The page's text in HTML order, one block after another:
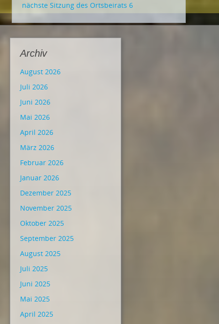
nächste Sitzung des Ortsbeirats 6
Archiv
August 2026
Juli 2026
Juni 2026
Mai 2026
April 2026
März 2026
Februar 2026
Januar 2026
Dezember 2025
November 2025
Oktober 2025
September 2025
August 2025
Juli 2025
Juni 2025
Mai 2025
April 2025